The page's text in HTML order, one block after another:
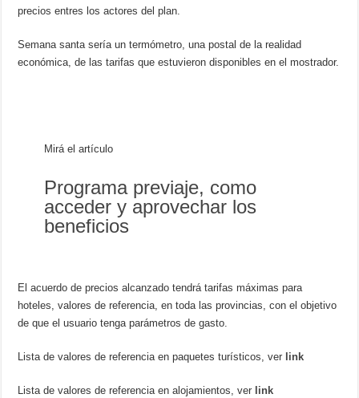
precios entres los actores del plan.
Semana santa sería un termómetro, una postal de la realidad
económica, de las tarifas que estuvieron disponibles en el mostrador.
Mirá el artículo
Programa previaje, como
acceder y aprovechar los
beneficios
El acuerdo de precios alcanzado tendrá tarifas máximas para
hoteles, valores de referencia, en toda las provincias, con el objetivo
de que el usuario tenga parámetros de gasto.
Lista de valores de referencia en paquetes turísticos, ver link
Lista de valores de referencia en alojamientos, ver link